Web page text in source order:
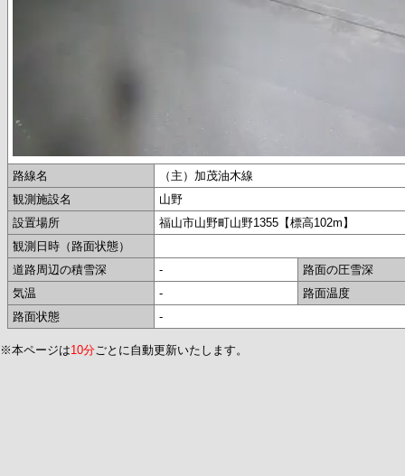
路線名
（主）加茂油木線
観測施設名
山野
設置場所
福山市山野町山野1355【標高102m】
観測日時（路面状態）
道路周辺の積雪深
-
路面の圧雪深
気温
-
路面温度
路面状態
-
※本ページは10分ごとに自動更新いたします。